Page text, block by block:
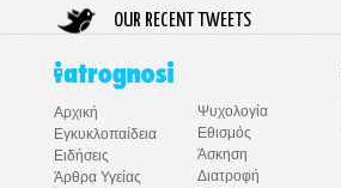
OUR RECENT TWEETS
Αρχική
Εγκυκλοπαίδεια
Ειδήσεις
Άρθρα Υγείας
Ψυχολογία
Εθισμός
Άσκηση
Διατροφή